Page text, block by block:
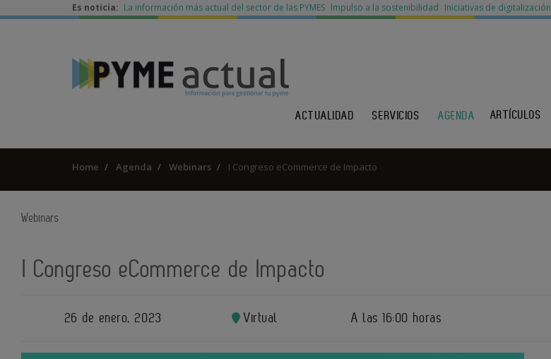
Es noticia: La información más actual del sector de las PYMES Impulso a la sostenibilidad Iniciativas de digitalización
ACTUALIDAD SERVICIOS AGENDA ARTÍCULOS
Home Agenda Webinars I Congreso eCommerce de Impacto
Webinars
I Congreso eCommerce de Impacto
26 de enero, 2023 Virtual A las 16:00 horas